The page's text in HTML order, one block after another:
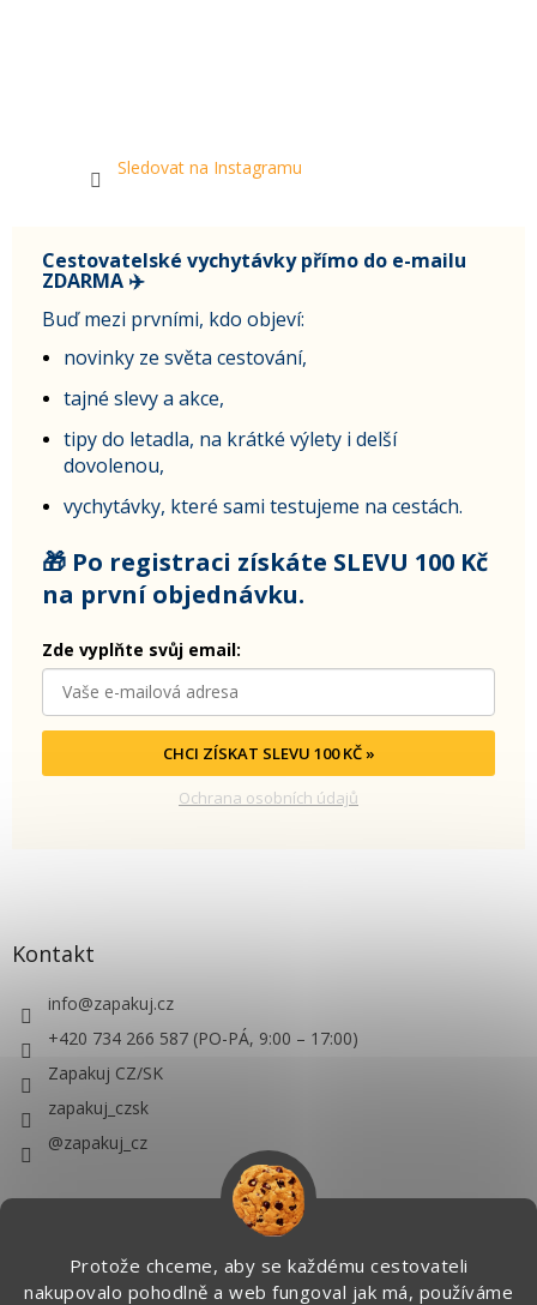
Protože chceme, aby se každému cestovateli
nakupovalo pohodlně a web fungoval jak má, používáme
Sledovat na Instagramu
Cestovatelské vychytávky přímo do e-mailu
ZDARMA ✈️
Buď mezi prvními, kdo objeví:
novinky ze světa cestování,
tajné slevy a akce,
tipy do letadla, na krátké výlety i delší
dovolenou,
vychytávky, které sami testujeme na cestách.
🎁 Po registraci získáte SLEVU 100 Kč
na první objednávku.
Zde vyplňte svůj email:
CHCI ZÍSKAT SLEVU 100 KČ »
Ochrana osobních údajů
Kontakt
info@zapakuj.cz
+420 734 266 587 (PO-PÁ, 9:00 – 17:00)
Zapakuj CZ/SK
zapakuj_czsk
@zapakuj_cz